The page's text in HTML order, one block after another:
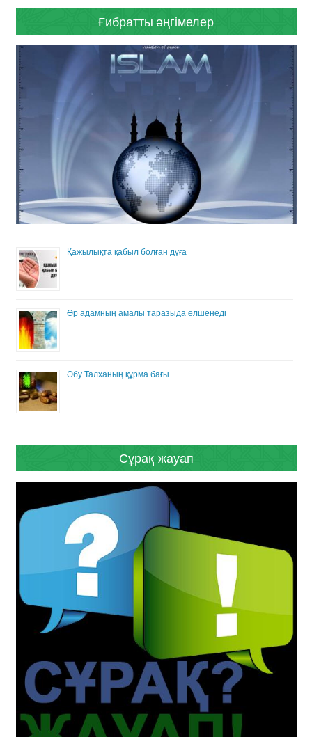
Ғибратты әңгімелер
Қажылықта қабыл болған дұға
Әр адамның амалы таразыда өлшенеді
Әбу Талханың құрма бағы
Сұрақ-жауап